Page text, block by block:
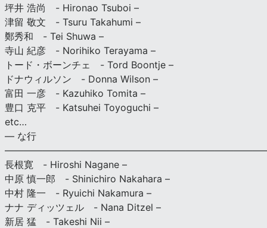
坪井 浩尚 - Hironao Tsuboi –
津留 敬文 - Tsuru Takahumi –
鄭秀和 - Tei Shuwa –
寺山 紀彦 - Norihiko Terayama –
トード・ボーンチェ - Tord Boontje –
ドナウィルソン - Donna Wilson –
富田 一彦 - Kazuhiko Tomita –
豊口 克平 - Katsuhei Toyoguchi –
etc…
— な行
長根寛 - Hiroshi Nagane –
中原 慎一郎 - Shinichiro Nakahara –
中村 隆一 - Ryuichi Nakamura –
ナナ ディッツェル - Nana Ditzel –
新居 猛 - Takeshi Nii –